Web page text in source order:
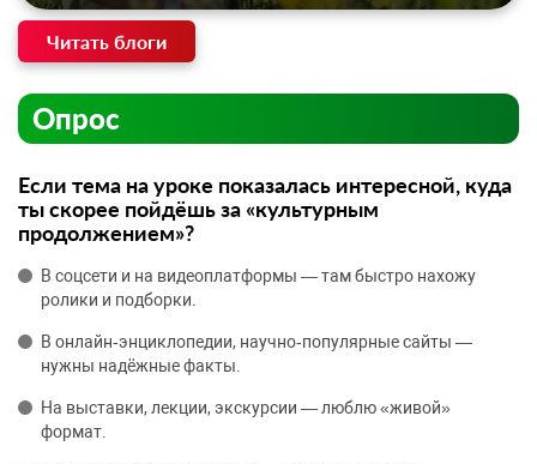
Читать блоги
Опрос
Если тема на уроке показалась интересной, куда
ты скорее пойдёшь за «культурным
продолжением»?
В соцсети и на видеоплатформы — там быстро нахожу
ролики и подборки.
В онлайн‑энциклопедии, научно‑популярные сайты —
нужны надёжные факты.
На выставки, лекции, экскурсии — люблю «живой»
формат.